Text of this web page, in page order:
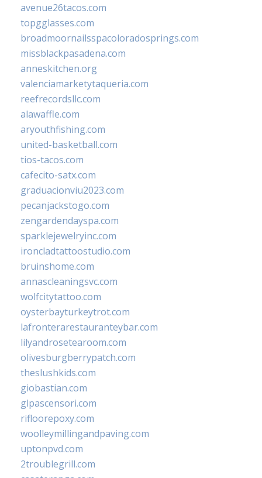
avenue26tacos.com
topgglasses.com
broadmoornailsspacoloradosprings.com
missblackpasadena.com
anneskitchen.org
valenciamarketytaqueria.com
reefrecordsllc.com
alawaffle.com
aryouthfishing.com
united-basketball.com
tios-tacos.com
cafecito-satx.com
graduacionviu2023.com
pecanjackstogo.com
zengardendayspa.com
sparklejewelryinc.com
ironcladtattoostudio.com
bruinshome.com
annascleaningsvc.com
wolfcitytattoo.com
oysterbayturkeytrot.com
lafronterarestauranteybar.com
lilyandrosetearoom.com
olivesburgberrypatch.com
theslushkids.com
giobastian.com
glpascensori.com
rifloorepoxy.com
woolleymillingandpaving.com
uptonpvd.com
2troublegrill.com